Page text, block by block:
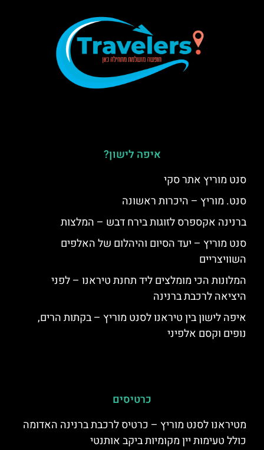
איפה לישון?
סנט מוריץ אתר סקי
סנט. מוריץ – היכרות ראשונה
ברנינה אקספרס לזוגות בירח דבש – המלצות
סנט מוריץ – יעד הסיום והיהלום של האלפים
השוויצריים
המלונות הכי מומלצים ליד תחנת טיראנו – לפני
היציאה לרכבת ברנינה
איפה לישון בין טיראנו לסנט מוריץ – בקתות הרים,
נופים וקסם אלפיני
כרטיסים
מטיראנו לסנט מוריץ – כרטיס לרכבת ברנינה האדומה
כולל טעימות יין מקומיות ביקב אותנטי